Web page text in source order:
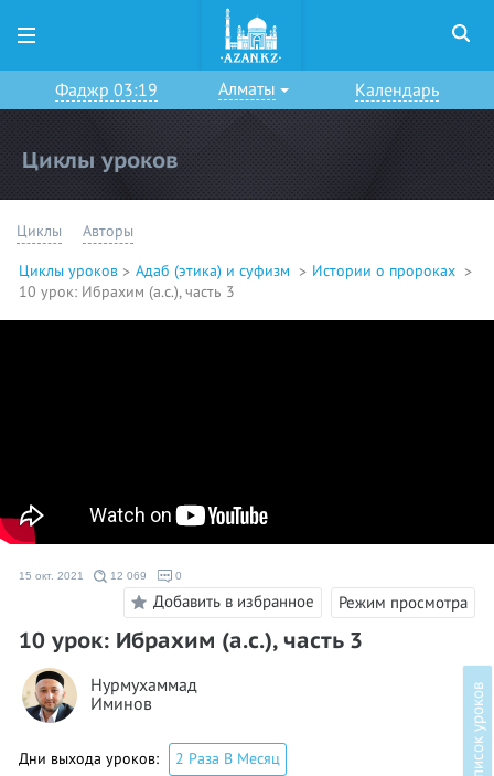
Фаджр 03:19 Алматы Календарь
Циклы уроков
Циклы Авторы
Циклы уроков Адаб (этика) и суфизм
Истории о пророках
10 урок: Ибрахим (а.с.), часть 3
15 окт. 2021 12 069 0
Добавить в избранное Режим просмотра
10 урок: Ибрахим (а.с.), часть 3
Нурмухаммад
Иминов
Дни выхода уроков: 2 Раза В Месяц в